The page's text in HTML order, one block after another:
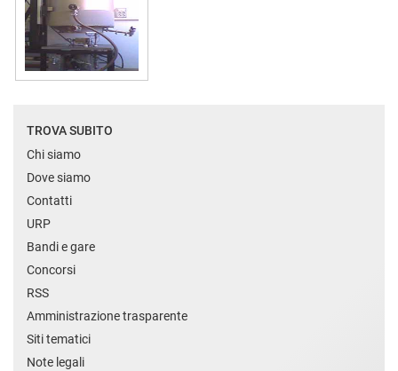
TROVA SUBITO
Chi siamo
Dove siamo
Contatti
URP
Bandi e gare
Concorsi
RSS
Amministrazione trasparente
Siti tematici
Note legali